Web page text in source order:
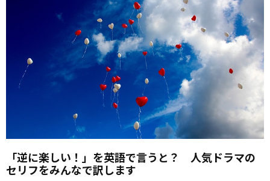
「逆に楽しい！」を英語で言うと？ 人気ドラマの
セリフをみんなで訳します